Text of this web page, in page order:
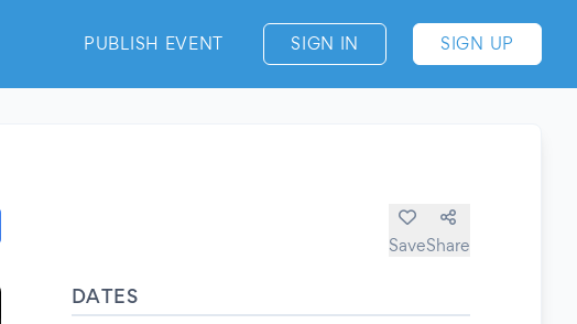
PUBLISH EVENT SIGN IN SIGN UP
SaveShare
DATES